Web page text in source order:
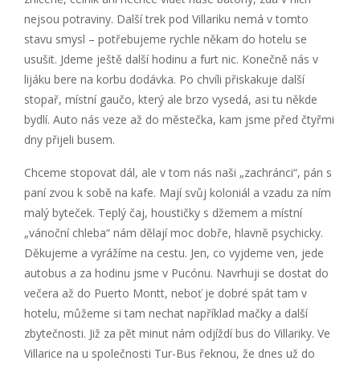
nejsou potraviny. Další trek pod Villariku nemá v tomto
stavu smysl – potřebujeme rychle někam do hotelu se
usušit. Jdeme ještě další hodinu a furt nic. Konečně nás v
lijáku bere na korbu dodávka. Po chvíli přiskakuje další
stopař, místní gaučo, který ale brzo vysedá, asi tu někde
bydlí. Auto nás veze až do městečka, kam jsme před čtyřmi
dny přijeli busem.
Chceme stopovat dál, ale v tom nás naši „zachránci“, pán s
paní zvou k sobě na kafe. Mají svůj koloniál a vzadu za ním
malý byteček. Teplý čaj, houstičky s džemem a místní
„vánoční chleba“ nám dělají moc dobře, hlavně psychicky.
Děkujeme a vyrážíme na cestu. Jen, co vyjdeme ven, jede
autobus a za hodinu jsme v Pucónu. Navrhuji se dostat do
večera až do Puerto Montt, neboť je dobré spát tam v
hotelu, můžeme si tam nechat například mačky a další
zbytečnosti. Již za pět minut nám odjíždí bus do Villariky. Ve
Villarice na u společnosti Tur-Bus řeknou, že dnes už do